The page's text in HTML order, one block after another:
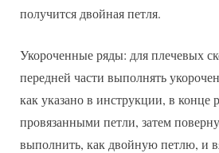
получится двойная петля.
Укороченные ряды: для плечевых
передней части выполнять
как указано в инструкции, в конце
провязанными петли, затем
выполнить, как двойную петлю, и